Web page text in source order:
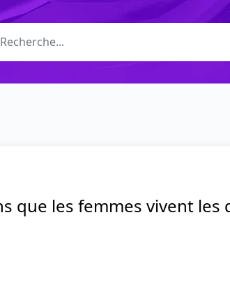
que les femmes vivent les